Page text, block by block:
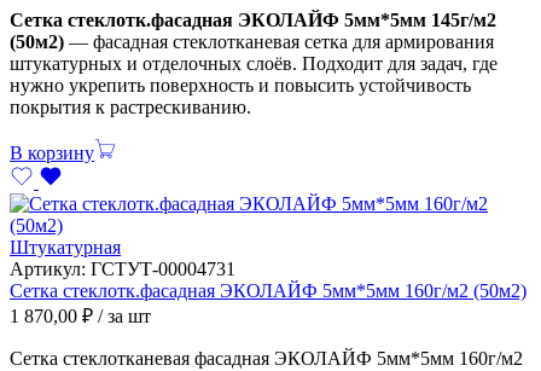
Сетка стеклотк.фасадная ЭКОЛАЙФ 5мм*5мм 145г/м2
(50м2) — фасадная стеклотканевая сетка для армирования
штукатурных и отделочных слоёв. Подходит для задач, где
нужно укрепить поверхность и повысить устойчивость
покрытия к растрескиванию.
В корзину
Штукатурная
Артикул: ГСТУТ-00004731
Сетка стеклотк.фасадная ЭКОЛАЙФ 5мм*5мм 160г/м2 (50м2)
1 870,00 ₽ / за шт
Сетка стеклотканевая фасадная ЭКОЛАЙФ 5мм*5мм 160г/м2